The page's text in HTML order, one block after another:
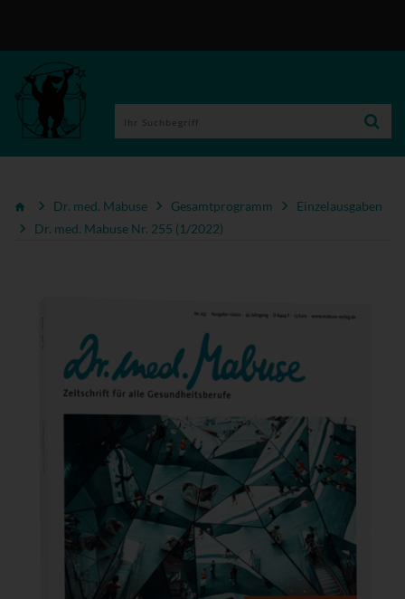
Dr. med. Mabuse Gesamtprogramm
Einzelausgaben
Dr. med. Mabuse Nr. 255 (1/2022)